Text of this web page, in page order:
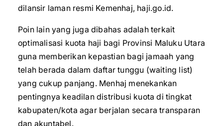
dilansir laman resmi Kemenhaj, haji.go.id.
Poin lain yang juga dibahas adalah terkait
optimalisasi kuota haji bagi Provinsi Maluku Utara
guna memberikan kepastian bagi jamaah yang
telah berada dalam daftar tunggu (waiting list)
yang cukup panjang. Menhaj menekankan
pentingnya keadilan distribusi kuota di tingkat
kabupaten/kota agar berjalan secara transparan
dan akuntabel.